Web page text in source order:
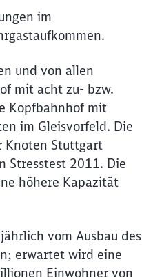
im
und von allen
mit acht zu- bzw.
Kopfbahnhof mit
im Gleisvorfeld. Die
Knoten Stuttgart
Stresstest 2011. Die
höhere Kapazität
vom Ausbau des
erwartet wird eine
Einwohner von